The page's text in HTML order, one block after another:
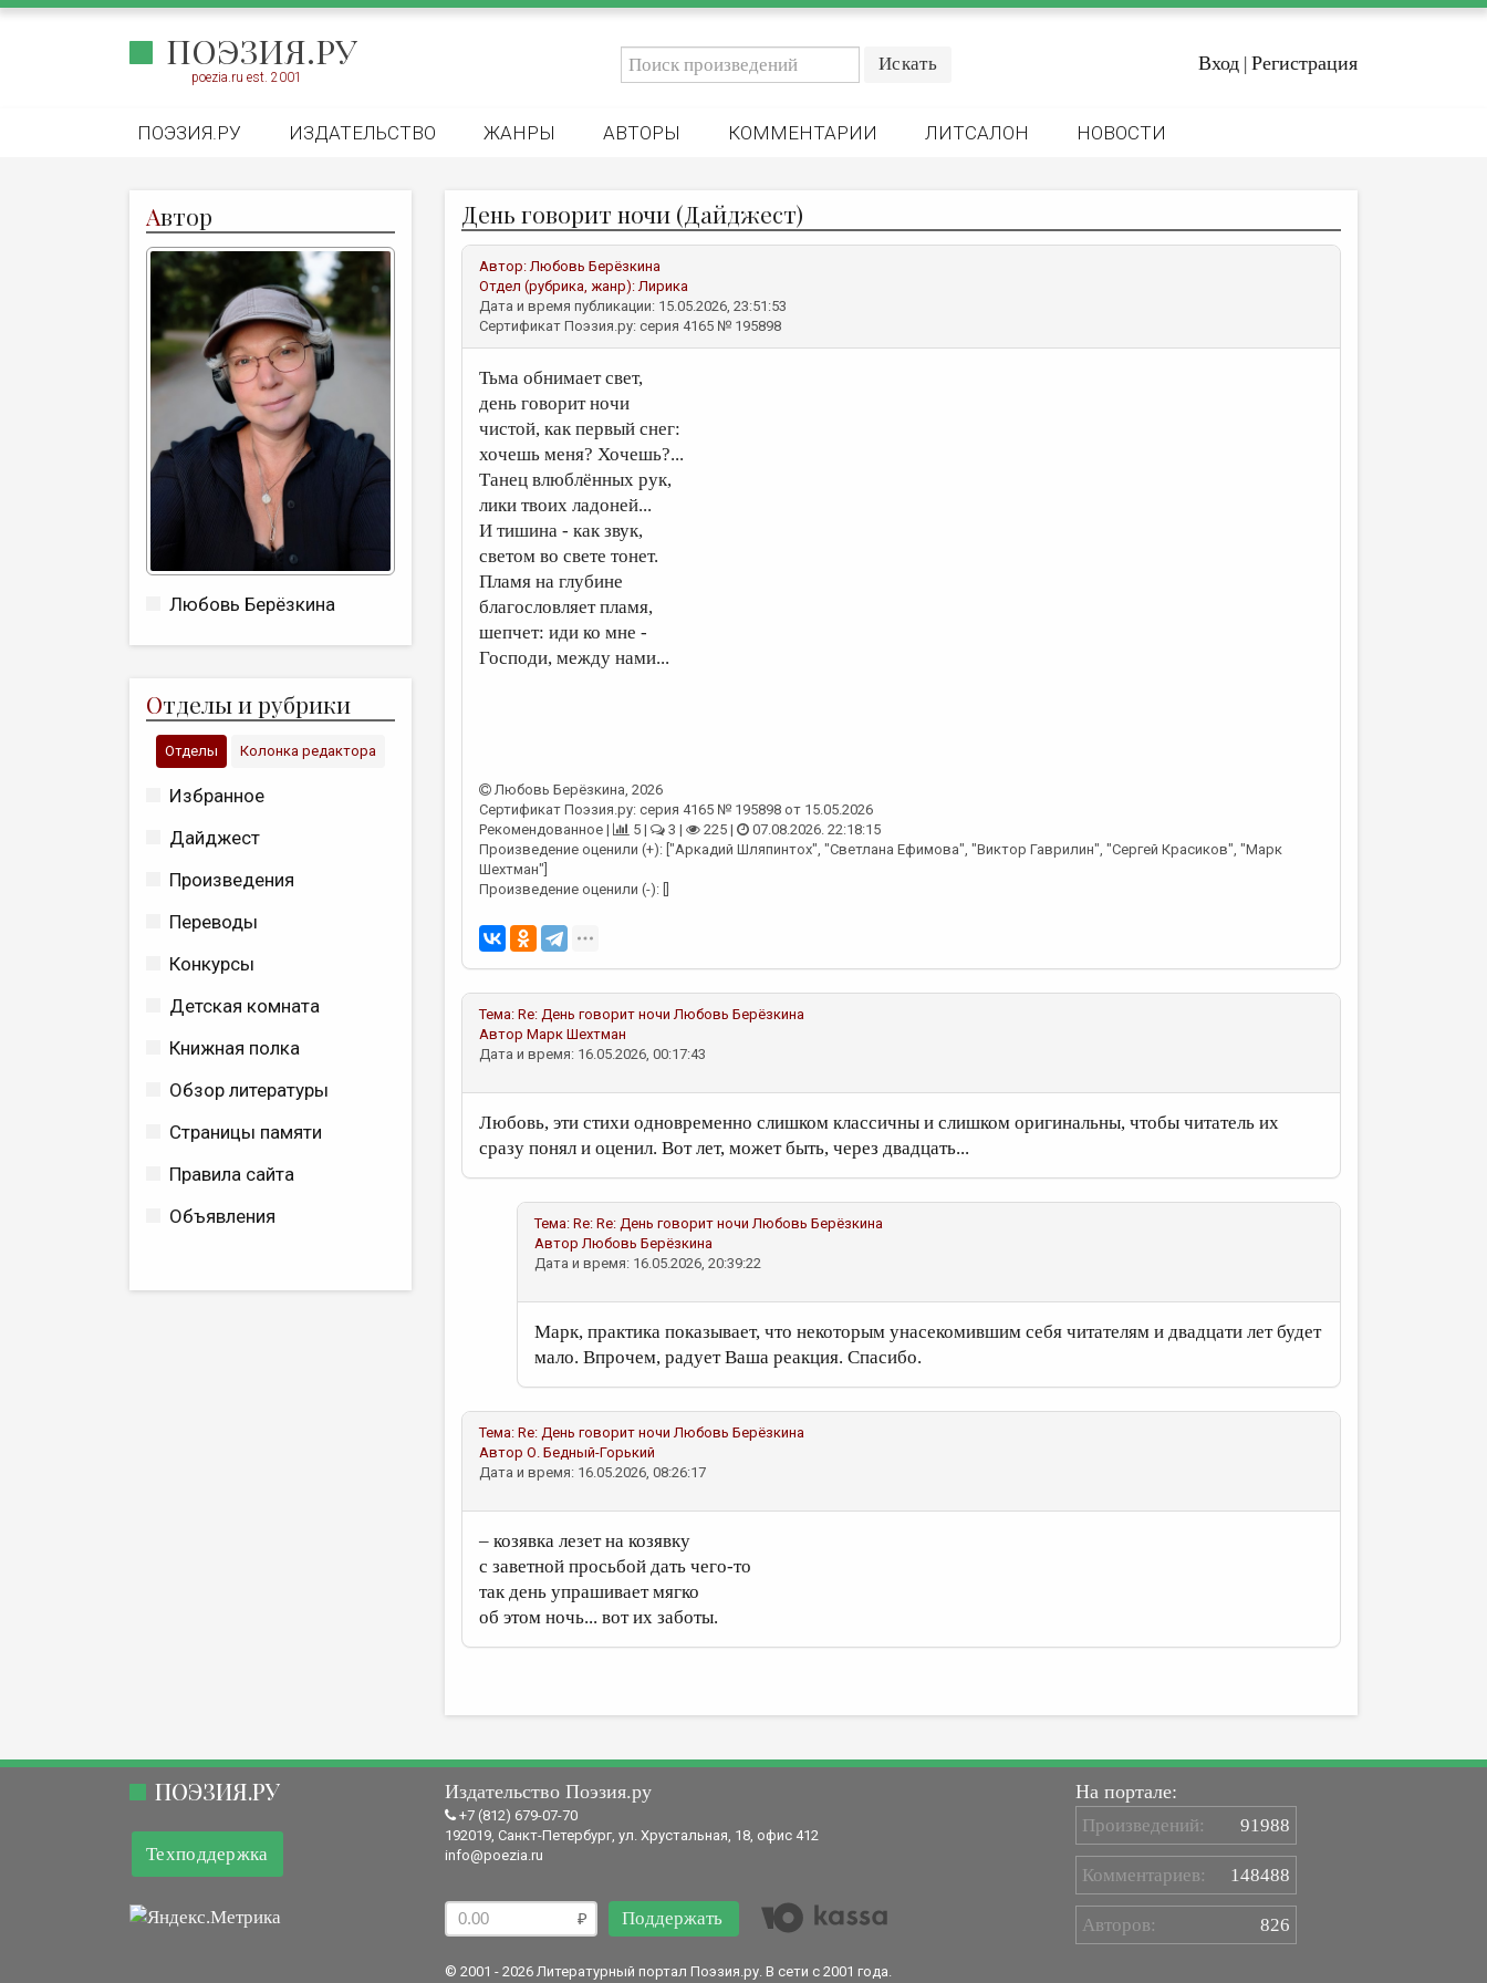
ПОЭЗИЯ.РУ
poezia.ru est. 2001
Вход | Регистрация
ПОЭЗИЯ.РУ ИЗДАТЕЛЬСТВО ЖАНРЫ АВТОРЫ КОММЕНТАРИИ ЛИТСАЛОН НОВОСТИ
Автор
Любовь Берёзкина
Отделы и рубрики
Отделы Колонка редактора
Избранное
Дайджест
Произведения
Переводы
Конкурсы
Детская комната
Книжная полка
Обзор литературы
Страницы памяти
Правила сайта
Объявления
День говорит ночи (Дайджест)
Автор:Любовь Берёзкина
Отдел (рубрика, жанр):Лирика
Дата и время публикации: 15.05.2026, 23:51:53
Сертификат Поэзия.ру: серия 4165 № 195898
Тьма обнимает свет,
день говорит ночи
чистой, как первый снег:
хочешь меня? Хочешь?...
Танец влюблённых рук,
лики твоих ладоней...
И тишина - как звук,
светом во свете тонет.
Пламя на глубине
благословляет пламя,
шепчет: иди ко мне -
Господи, между нами...
Любовь Берёзкина, 2026
Сертификат Поэзия.ру: серия 4165 № 195898 от 15.05.2026
Рекомендованное |
5 | 3 | 225 |
07.08.2026. 22:18:15
Произведение оценили (+): ["Аркадий Шляпинтох", "Светлана Ефимова", "Виктор Гаврилин", "Сергей Красиков", "Марк
Шехтман"]
Произведение оценили (-): []
Тема: Re: День говорит ночи Любовь Берёзкина
Автор Марк Шехтман
Дата и время: 16.05.2026, 00:17:43
Любовь, эти стихи одновременно слишком классичны и слишком оригинальны, чтобы читатель их
сразу понял и оценил. Вот лет, может быть, через двадцать...
Тема: Re: Re: День говорит ночи Любовь Берёзкина
АвторЛюбовь Берёзкина
Дата и время: 16.05.2026, 20:39:22
Марк, практика показывает, что некоторым унасекомившим себя читателям и двадцати лет будет
мало. Впрочем, радует Ваша реакция. Спасибо.
Тема: Re: День говорит ночи Любовь Берёзкина
Автор О. Бедный-Горький
Дата и время: 16.05.2026, 08:26:17
– козявка лезет на козявку
с заветной просьбой дать чего-то
так день упрашивает мягко
об этом ночь... вот их заботы.
ПОЭЗИЯ.РУ
Техподдержка
Издательство Поэзия.ру
+7 (812) 679-07-70
192019, Санкт-Петербург, ул. Хрустальная, 18, офис 412
info@poezia.ru
Поддержать
© 2001 - 2026 Литературный портал Поэзия.ру. В сети с 2001 года.
На портале:
Произведений: 91988
Комментариев: 148488
Авторов: 826